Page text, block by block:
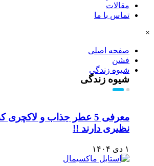
مقالات
تماس با ما
×
صفحه اصلی
فشن
شیوه زندگی
شیوه زندگی
معرفی 5 عطر جذاب و
نظیری دارند !!
۱ دی ۱۴۰۴